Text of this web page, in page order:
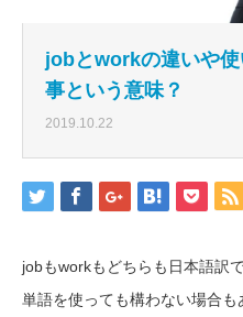
jobとworkの違いや
事という意味？
2019.10.22
jobもworkもどちらも日本語訳
単語を使っても構わない場合